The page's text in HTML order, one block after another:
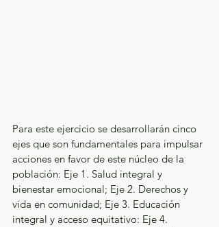
Para este ejercicio se desarrollarán cinco
ejes que son fundamentales para impulsar
acciones en favor de este núcleo de la
población: Eje 1. Salud integral y
bienestar emocional; Eje 2. Derechos y
vida en comunidad; Eje 3. Educación
integral y acceso equitativo: Eje 4.